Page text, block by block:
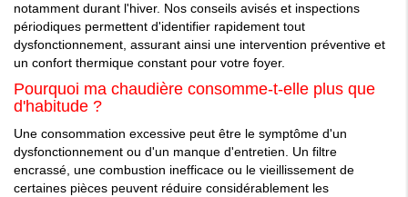
notamment durant l'hiver. Nos conseils avisés et inspections
périodiques permettent d'identifier rapidement tout
dysfonctionnement, assurant ainsi une intervention préventive et
un confort thermique constant pour votre foyer.
Pourquoi ma chaudière consomme-t-elle plus que
d'habitude ?
Une consommation excessive peut être le symptôme d'un
dysfonctionnement ou d'un manque d'entretien. Un filtre
encrassé, une combustion inefficace ou le vieillissement de
certaines pièces peuvent réduire considérablement les